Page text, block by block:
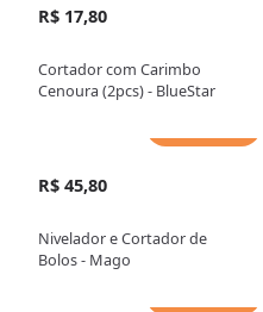
R$ 17,80
Cortador com Carimbo
Cenoura (2pcs) - BlueStar
R$ 45,80
Nivelador e Cortador de
Bolos - Mago